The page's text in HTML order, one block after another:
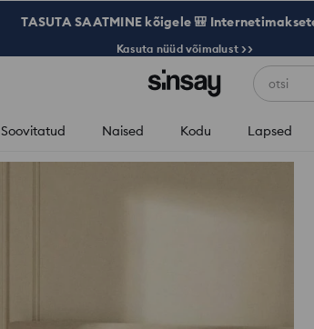
TASUTA SAATMINE kõigele 🎒
Kasuta nüüd võimalust >>
otsi
Soovitatud Naised Kodu Lapsed